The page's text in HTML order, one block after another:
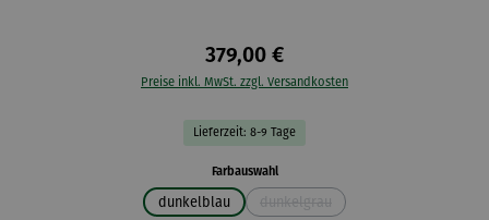
379,00 €
Preise inkl. MwSt. zzgl. Versandkosten
Lieferzeit: 8-9 Tage
Farbauswahlauswählen
dunkelblau
(Diese Option ist zurzeit nicht